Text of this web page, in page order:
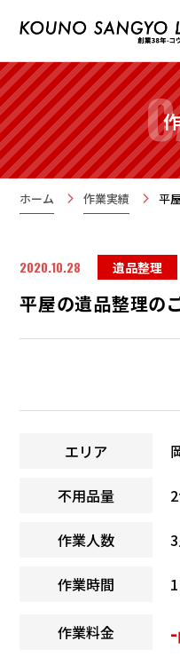
ホーム 作業実績 平
2020.10.28 遺品整理
平屋の遺品整理の
エリア
不用品量
作業人数
作業時間
作業料金 -